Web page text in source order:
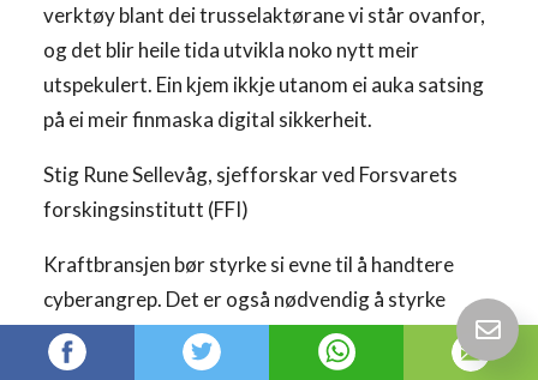
verktøy blant dei trusselaktørane vi står ovanfor,
og det blir heile tida utvikla noko nytt meir
utspekulert. Ein kjem ikkje utanom ei auka satsing
på ei meir finmaska digital sikkerheit.
Stig Rune Sellevåg, sjefforskar ved Forsvarets
forskingsinstitutt (FFI)
Kraftbransjen bør styrke si evne til å handtere
cyberangrep. Det er også nødvendig å styrke
kontrollen med leverandørkjeder. Kraftbransjen
bør også trene og øve meir på slike hendingar, og